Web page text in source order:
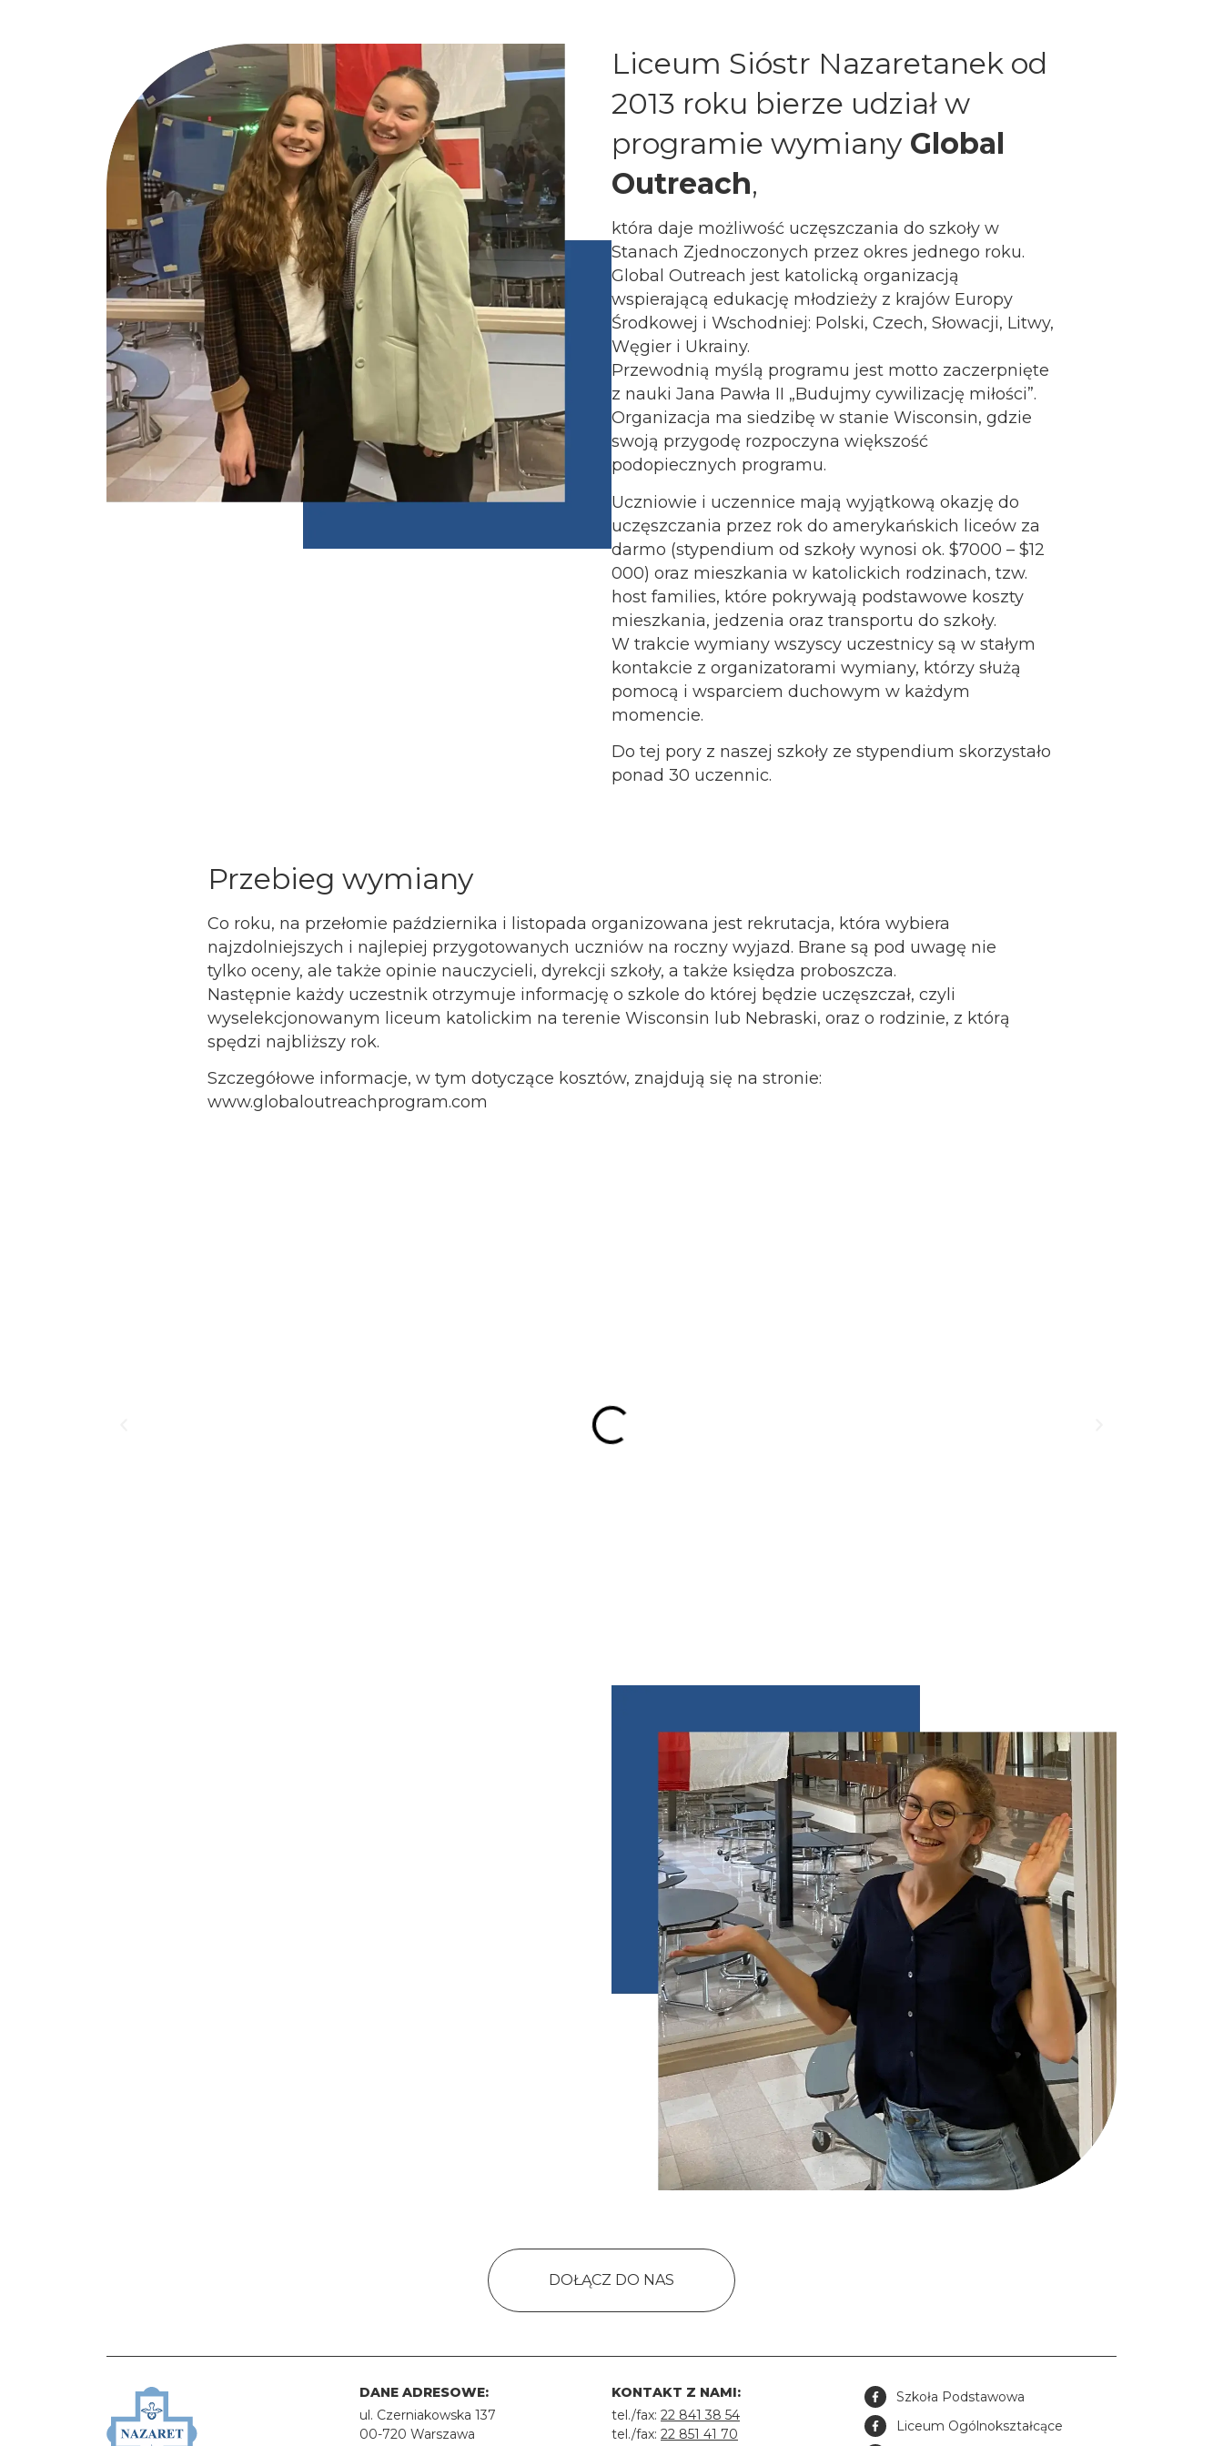
Liceum Sióstr Nazaretanek od
2013 roku bierze udział w
programie wymiany Global
Outreach,
która daje możliwość uczęszczania do szkoły w
Stanach Zjednoczonych przez okres jednego roku.
Global Outreach jest katolicką organizacją
wspierającą edukację młodzieży z krajów Europy
Środkowej i Wschodniej: Polski, Czech, Słowacji, Litwy,
Węgier i Ukrainy.
Przewodnią myślą programu jest motto zaczerpnięte
z nauki Jana Pawła II „Budujmy cywilizację miłości”.
Organizacja ma siedzibę w stanie Wisconsin, gdzie
swoją przygodę rozpoczyna większość
podopiecznych programu.
Uczniowie i uczennice mają wyjątkową okazję do
uczęszczania przez rok do amerykańskich liceów za
darmo (stypendium od szkoły wynosi ok. $7000 – $12
000) oraz mieszkania w katolickich rodzinach, tzw.
host families, które pokrywają podstawowe koszty
mieszkania, jedzenia oraz transportu do szkoły.
W trakcie wymiany wszyscy uczestnicy są w stałym
kontakcie z organizatorami wymiany, którzy służą
pomocą i wsparciem duchowym w każdym
momencie.
Do tej pory z naszej szkoły ze stypendium skorzystało
ponad 30 uczennic.
Przebieg wymiany
Co roku, na przełomie października i listopada organizowana jest rekrutacja, która wybiera
najzdolniejszych i najlepiej przygotowanych uczniów na roczny wyjazd. Brane są pod uwagę nie
tylko oceny, ale także opinie nauczycieli, dyrekcji szkoły, a także księdza proboszcza.
Następnie każdy uczestnik otrzymuje informację o szkole do której będzie uczęszczał, czyli
wyselekcjonowanym liceum katolickim na terenie Wisconsin lub Nebraski, oraz o rodzinie, z którą
spędzi najbliższy rok.
Szczegółowe informacje, w tym dotyczące kosztów, znajdują się na stronie:
www.globaloutreachprogram.com
DOŁĄCZ DO NAS
DANE ADRESOWE:
ul. Czerniakowska 137
00-720 Warszawa
KONTAKT Z NAMI:
tel./fax: 22 841 38 54
tel./fax: 22 851 41 70
Szkoła Podstawowa
Liceum Ogólnokształcące